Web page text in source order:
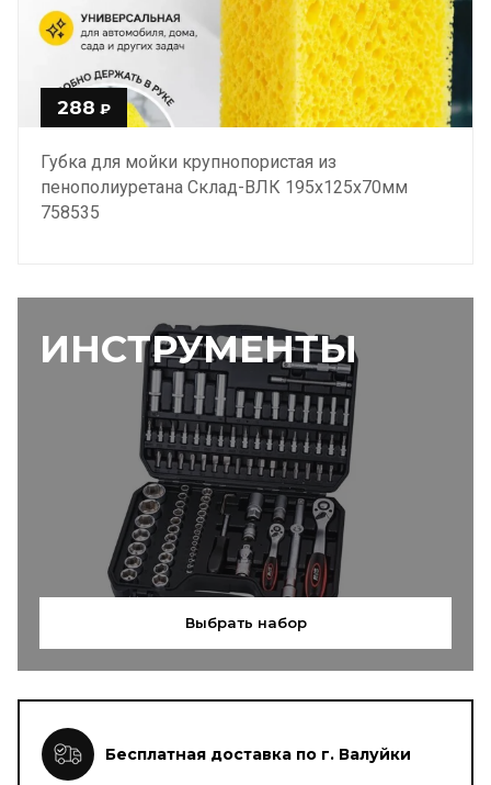
288 ₽
Губка для мойки крупнопористая из
пенополиуретана Склад-ВЛК 195х125х70мм
758535
ИНСТРУМЕНТЫ
Выбрать набор
Бесплатная доставка по г. Валуйки